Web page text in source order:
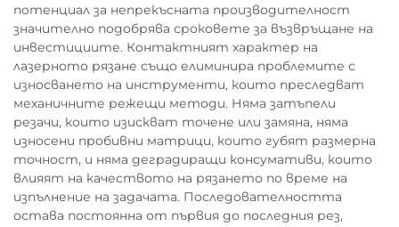
потенциал за непрекъсната производителност
значително подобрява сроковете за възвръщане на
инвестициите. Контактният характер на
лазерното рязане също елиминира проблемите с
износването на инструменти, които преследват
механичните режещи методи. Няма затъпели
резачи, които изискват точене или замяна, няма
износени пробивни матрици, които губят размерна
точност, и няма деградиращи консумативи, които
влияят на качеството на рязането по време на
изпълнение на задачата. Последователността
остава постоянна от първия до последния рез,